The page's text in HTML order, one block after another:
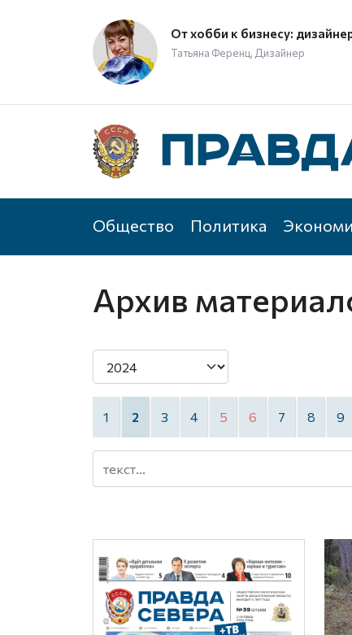
От хобби к бизнесу:
Татьяна Ференц, Дизайнер
Общество Политика
Архив
1 2 3 4 5 6 7 8 9